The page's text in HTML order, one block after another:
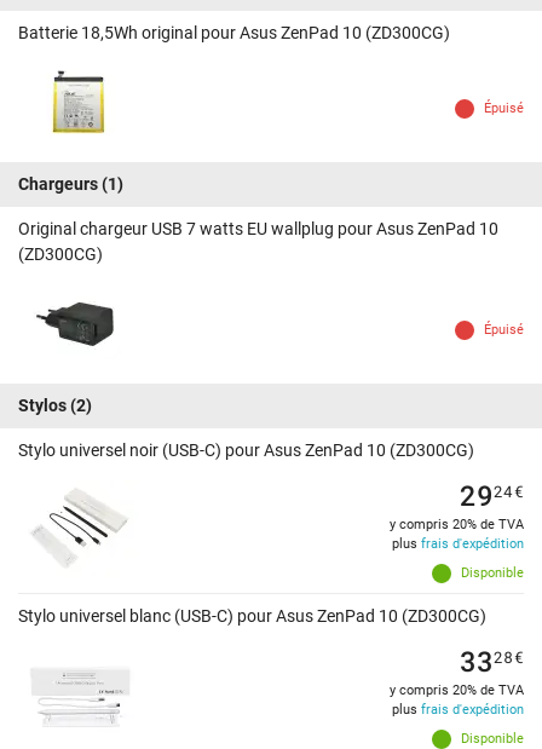
Batterie 18,5Wh original pour Asus ZenPad 10 (ZD300CG)
Épuisé
Chargeurs(1)
Original chargeur USB 7 watts EU wallplug pour Asus ZenPad 10
(ZD300CG)
Épuisé
Stylos(2)
Stylo universel noir (USB-C) pour Asus ZenPad 10 (ZD300CG)
Disponible
2924€
y compris 20% de TVA
plus frais d'expédition
Stylo universel blanc (USB-C) pour Asus ZenPad 10 (ZD300CG)
Disponible
3328€
y compris 20% de TVA
plus frais d'expédition